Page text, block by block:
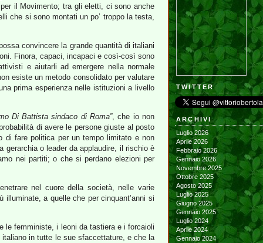
il Movimento; tra gli eletti, ci sono anche
che si sono montati un po’ troppo la testa,
convincere la grande quantità di italiani
Finora, capaci, incapaci e così-così sono
e aiutarli ad emergere nella normale
esiste un metodo consolidato per valutare
prima esperienza nelle istituzioni a livello
Di Battista sindaco di Roma”, che io non
di avere le persone giuste al posto
di fare politica per un tempo limitato e non
o leader da applaudire, il rischio è
nei partiti; o che si perdano elezioni per
nel cuore della società, nelle varie
a quelle che per cinquant’anni si
femministe, i leoni da tastiera e i forcaioli
in tutte le sue sfaccettature, e che la
TWITTER
ARCHIVI
Luglio 2026
Aprile 2026
Febbraio 2026
Gennaio 2026
Novembre 2025
Ottobre 2025
Agosto 2025
Luglio 2025
Giugno 2025
Gennaio 2025
Luglio 2024
Aprile 2024
Gennaio 2024